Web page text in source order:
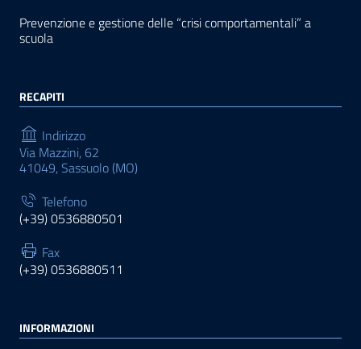
Prevenzione e gestione delle “crisi comportamentali” a
scuola
RECAPITI
Indirizzo
Via Mazzini, 62
41049, Sassuolo (MO)
Telefono
(+39) 0536880501
Fax
(+39) 0536880511
INFORMAZIONI